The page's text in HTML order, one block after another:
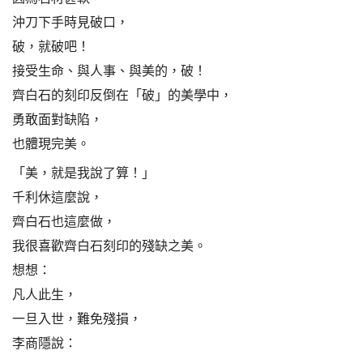
沖刀下手時見破口，
破，就破吧！
接受生命、與人事、與美的，破！
齊白石的刻印反倒在「破」的美學中，
勇敢面對缺陷，
也體現完美。
「美，就是我說了算！」
千利休這麼說，
齊白石也這麼做，
我很喜歡齊白石刻印的殘缺之美。
想想：
凡人此生，
一旦入世，難免殘損，
李商隱說：